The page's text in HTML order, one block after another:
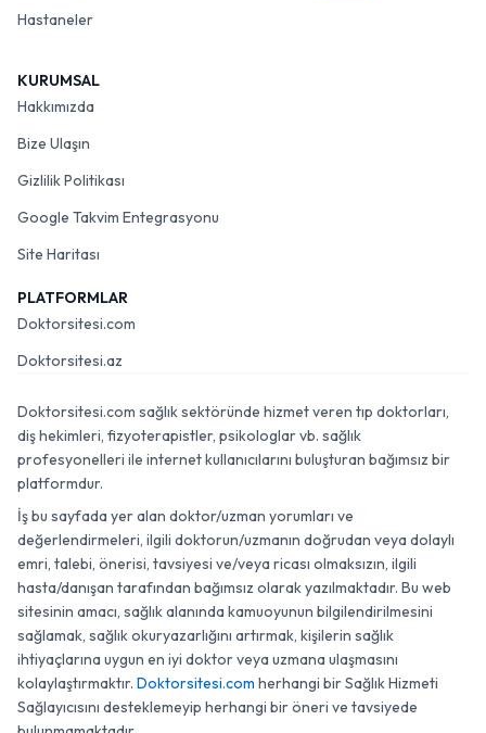
Hastaneler
KURUMSAL
Hakkımızda
Bize Ulaşın
Gizlilik Politikası
Google Takvim Entegrasyonu
Site Haritası
PLATFORMLAR
Doktorsitesi.com
Doktorsitesi.az
Doktorsitesi.com sağlık sektöründe hizmet veren tıp doktorları,
diş hekimleri, fizyoterapistler, psikologlar vb. sağlık
profesyonelleri ile internet kullanıcılarını buluşturan bağımsız bir
platformdur.
İş bu sayfada yer alan doktor/uzman yorumları ve
değerlendirmeleri, ilgili doktorun/uzmanın doğrudan veya dolaylı
emri, talebi, önerisi, tavsiyesi ve/veya ricası olmaksızın, ilgili
hasta/danışan tarafından bağımsız olarak yazılmaktadır. Bu web
sitesinin amacı, sağlık alanında kamuoyunun bilgilendirilmesini
sağlamak, sağlık okuryazarlığını artırmak, kişilerin sağlık
ihtiyaçlarına uygun en iyi doktor veya uzmana ulaşmasını
kolaylaştırmaktır. Doktorsitesi.com herhangi bir Sağlık Hizmeti
Sağlayıcısını desteklemeyip herhangi bir öneri ve tavsiyede